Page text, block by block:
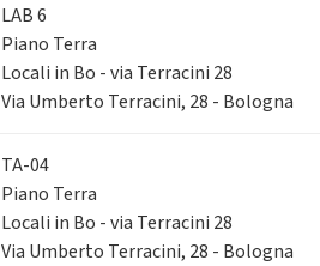
LAB 6
Piano Terra
Locali in Bo - via Terracini 28
Via Umberto Terracini, 28 - Bologna
TA-04
Piano Terra
Locali in Bo - via Terracini 28
Via Umberto Terracini, 28 - Bologna